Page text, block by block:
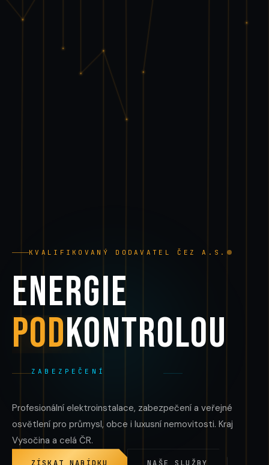
KVALIFIKOVANÝ DODAVATEL ČEZ A.S.
ENERGIE
PODKONTROLOU
ZABEZPEČENÍ
Profesionální elektroinstalace, zabezpečení a veřejné
osvětlení pro průmysl, obce i luxusní nemovitosti. Kraj
Vysočina a celá ČR.